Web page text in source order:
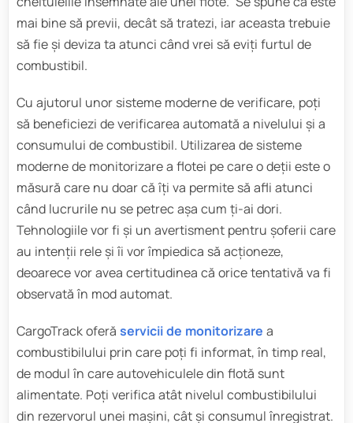
mai bine să previi, decât să tratezi, iar aceasta trebuie
să fie și deviza ta atunci când vrei să eviți furtul de
combustibil.
Cu ajutorul unor sisteme moderne de verificare, poți
să beneficiezi de verificarea automată a nivelului și a
consumului de combustibil. Utilizarea de sisteme
moderne de monitorizare a flotei pe care o deții este o
măsură care nu doar că îți va permite să afli atunci
când lucrurile nu se petrec așa cum ți-ai dori.
Tehnologiile vor fi și un avertisment pentru șoferii care
au intenții rele și îi vor împiedica să acționeze,
deoarece vor avea certitudinea că orice tentativă va fi
observată în mod automat.
CargoTrack oferă servicii de monitorizare a
combustibilului prin care poți fi informat, în timp real,
de modul în care autovehiculele din flotă sunt
alimentate. Poți verifica atât nivelul combustibilului
din rezervorul unei mașini, cât și consumul înregistrat.